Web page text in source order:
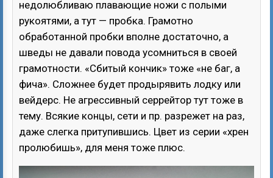
недолюбливаю плавающие ножи с полыми
рукоятями, а тут — пробка. Грамотно
обработанной пробки вполне достаточно, а
шведы не давали повода усомниться в своей
грамотности. «Сбитый кончик» тоже «не баг, а
фича». Сложнее будет продырявить лодку или
вейдерс. Не агрессивный серрейтор тут тоже в
тему. Всякие концы, сети и пр. разрежет на раз,
даже слегка притупившись. Цвет из серии «хрен
пролюбишь», для меня тоже плюс.